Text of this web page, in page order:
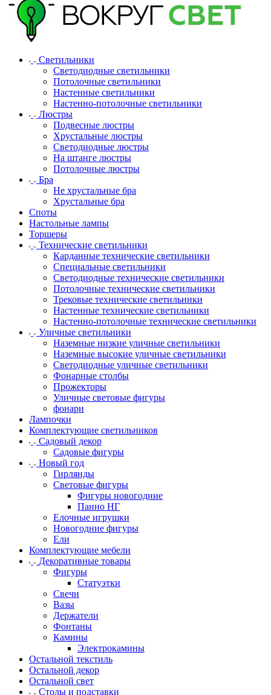
Светильники
Светодиодные светильники
Потолочные светильники
Настенные светильники
Настенно-потолочные светильники
Люстры
Подвесные люстры
Хрустальные люстры
Светодиодные люстры
На штанге люстры
Потолочные люстры
Бра
Не хрустальные бра
Хрустальные бра
Споты
Настольные лампы
Торшеры
Технические светильники
Карданные технические светильники
Специальные светильники
Светодиодные технические светильники
Потолочные технические светильники
Трековые технические светильники
Настенные технические светильники
Настенно-потолочные технические светильники
Уличные светильники
Наземные низкие уличные светильники
Наземные высокие уличные светильники
Светодиодные уличные светильники
Фонарные столбы
Прожекторы
Уличные световые фигуры
фонари
Лампочки
Комплектующие светильников
Садовый декор
Садовые фигуры
Новый год
Гирлянды
Световые фигуры
Фигуры новогодние
Панно НГ
Елочные игрушки
Новогодние фигуры
Ели
Комплектующие мебели
Декоративные товары
Фигуры
Статуэтки
Свечи
Вазы
Держатели
Фонтаны
Камины
Электрокамины
Остальной текстиль
Остальной декор
Остальной свет
Столы и подставки